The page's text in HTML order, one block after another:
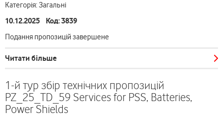
Категорія: Загальні
10.12.2025 Код: 3839
Подання пропозицій завершене
Читати більше
1-й тур збір технічних пропозицій
PZ_25_TD_59 Services for PSS, Batteries,
Power Shields